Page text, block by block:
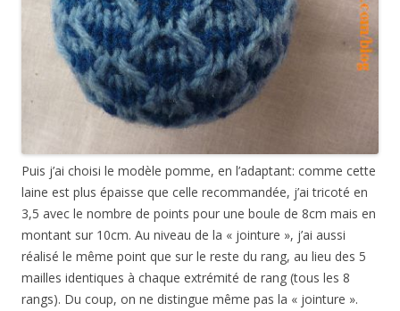
Puis j’ai choisi le modèle pomme, en l’adaptant: comme cette
laine est plus épaisse que celle recommandée, j’ai tricoté en
3,5 avec le nombre de points pour une boule de 8cm mais en
montant sur 10cm. Au niveau de la « jointure », j’ai aussi
réalisé le même point que sur le reste du rang, au lieu des 5
mailles identiques à chaque extrémité de rang (tous les 8
rangs). Du coup, on ne distingue même pas la « jointure ».